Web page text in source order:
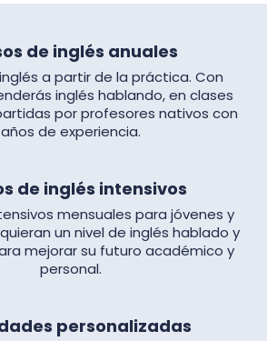
de inglés anuales
a partir de la práctica. Con
inglés hablando, en clases
por profesores nativos con
años de experiencia.
de inglés intensivos
mensuales para jóvenes y
un nivel de inglés hablado y
mejorar su futuro académico y
personal.
personalizadas